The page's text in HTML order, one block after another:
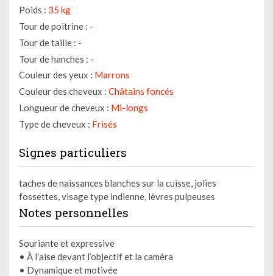
Poids : 35 kg
Tour de poitrine : -
Tour de taille : -
Tour de hanches : -
Couleur des yeux : Marrons
Couleur des cheveux : Châtains foncés
Longueur de cheveux : Mi-longs
Type de cheveux : Frisés
Signes particuliers
taches de naissances blanches sur la cuisse, jolies
fossettes, visage type indienne, lèvres pulpeuses
Notes personnelles
Souriante et expressive
• À l’aise devant l’objectif et la caméra
• Dynamique et motivée